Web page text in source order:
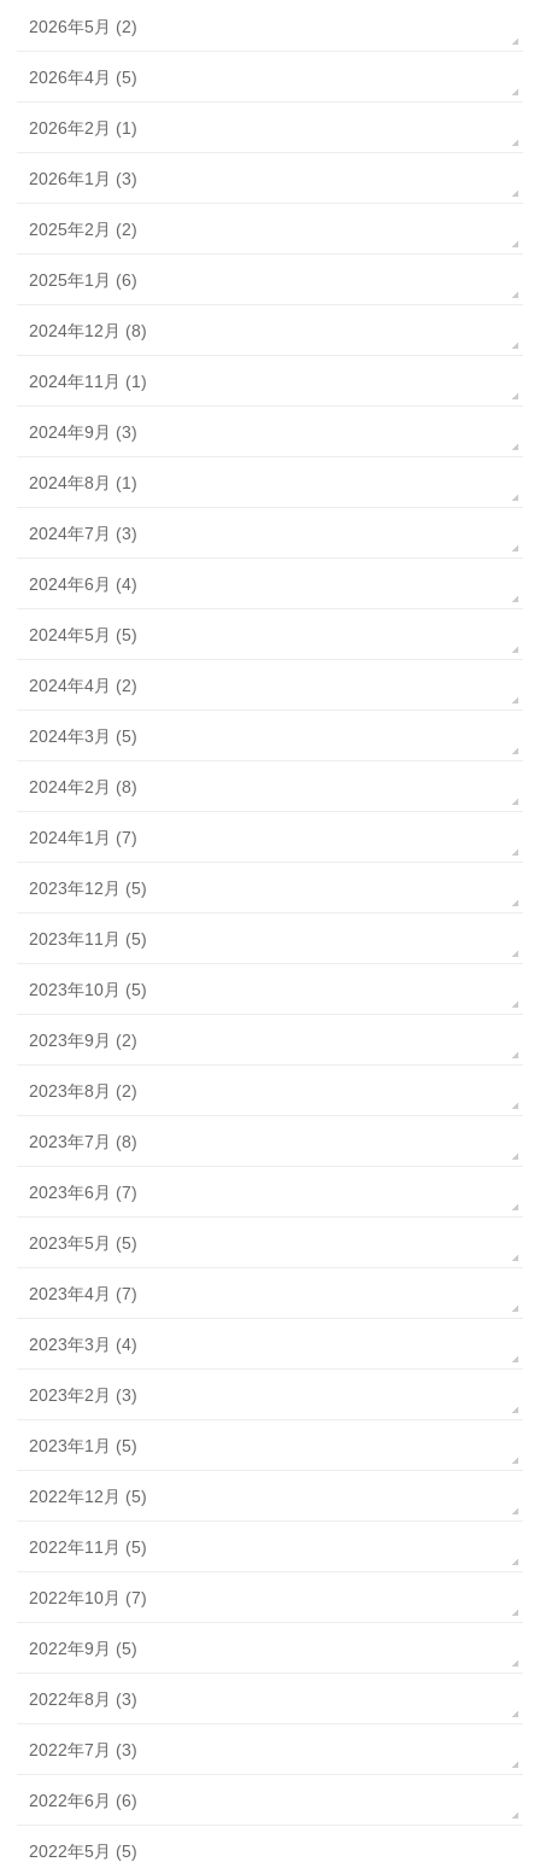
2026年5月 (2)
2026年4月 (5)
2026年2月 (1)
2026年1月 (3)
2025年2月 (2)
2025年1月 (6)
2024年12月 (8)
2024年11月 (1)
2024年9月 (3)
2024年8月 (1)
2024年7月 (3)
2024年6月 (4)
2024年5月 (5)
2024年4月 (2)
2024年3月 (5)
2024年2月 (8)
2024年1月 (7)
2023年12月 (5)
2023年11月 (5)
2023年10月 (5)
2023年9月 (2)
2023年8月 (2)
2023年7月 (8)
2023年6月 (7)
2023年5月 (5)
2023年4月 (7)
2023年3月 (4)
2023年2月 (3)
2023年1月 (5)
2022年12月 (5)
2022年11月 (5)
2022年10月 (7)
2022年9月 (5)
2022年8月 (3)
2022年7月 (3)
2022年6月 (6)
2022年5月 (5)